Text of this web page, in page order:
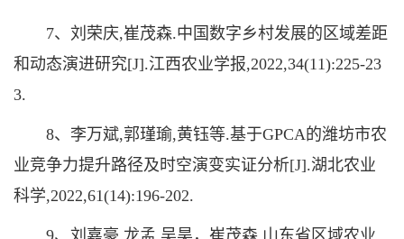
7、刘荣庆,崔茂森.中国数字乡村发展的区域差距
和动态演进研究[J].江西农业学报,2022,34(11):225-23
3.
8、李万斌,郭瑾瑜,黄钰等.基于GPCA的潍坊市农
业竞争力提升路径及时空演变实证分析[J].湖北农业
科学,2022,61(14):196-202.